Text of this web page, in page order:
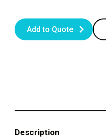
Add to Quote
Description